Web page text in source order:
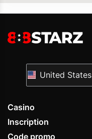
Casino
Inscription
Code promo
United States